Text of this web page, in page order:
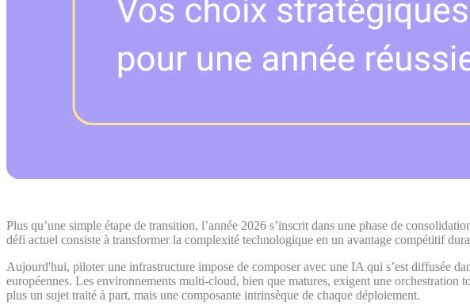
Plus qu’une simple étape de transition, l’année 2026 s’inscrit dans une phase de
défi actuel consiste à transformer la complexité technologique en un avantage compétitif
Aujourd'hui, piloter une infrastructure impose de composer avec une IA qui s’est diffusée
européennes. Les environnements multi-cloud, bien que matures, exigent une
plus un sujet traité à part, mais une composante intrinsèque de chaque déploiement.